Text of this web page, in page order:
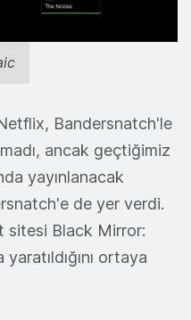
Bandersnatch'le
ancak geçtiğimiz
yayınlanacak
de yer verdi.
sitesi Black Mirror:
ortaya